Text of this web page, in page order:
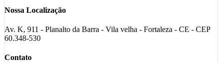
Nossa Localização
Av. K, 911 - Planalto da Barra - Vila velha - Fortaleza - CE - CEP
60.348-530
Contato